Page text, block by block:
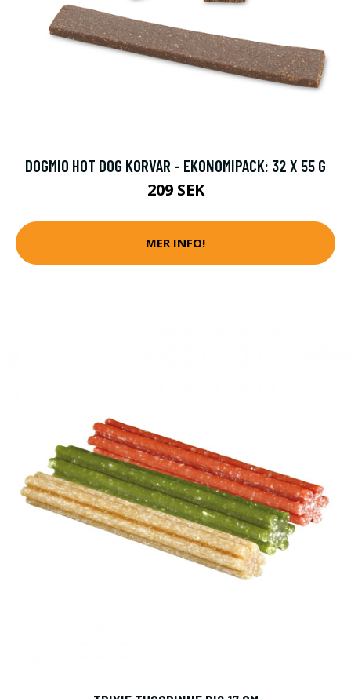
DOGMIO HOT DOG KORVAR - EKONOMIPACK: 32 X 55 G
209 SEK
MER INFO!